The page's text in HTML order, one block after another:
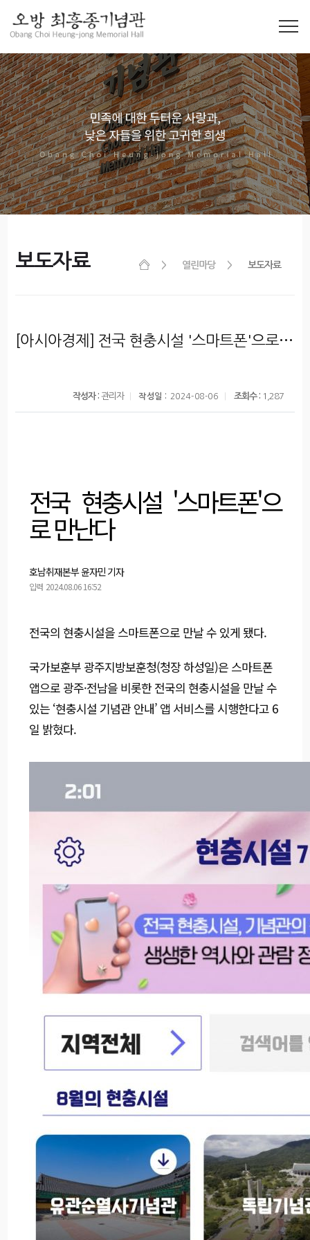
보도자료 열린마당 보도자료
[아시아경제] 전국 현충시설 '스마트폰'으로 만난다
작성자 : 관리자 작성일 : 2024-08-06 조회수 : 1,287
전국 현충시설 '스마트폰'으
로 만난다
호남취재본부 윤자민기자
입력 2024.08.06 16:52
전국의 현충시설을 스마트폰으로 만날 수 있게 됐다.
국가보훈부 광주지방보훈청(청장 하성일)은 스마트폰
앱으로 광주·전남을 비롯한 전국의 현충시설을 만날 수
있는 ‘현충시설 기념관 안내’ 앱 서비스를 시행한다고 6
일 밝혔다.